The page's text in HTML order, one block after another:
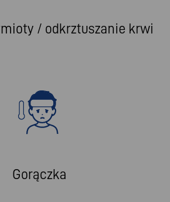
/ odkrztuszanie krwi
Gorączka